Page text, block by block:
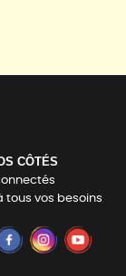
CÔTÉS
tous vos besoins